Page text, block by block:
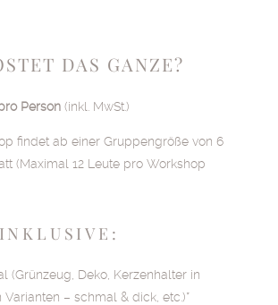
DAS GANZE?
Person (inkl. MwSt.)
findet ab einer Gruppengröße von 6
(Maximal 12 Leute pro Workshop
(Grünzeug, Deko, Kerzenhalter in
Varianten – schmal & dick, etc.)*